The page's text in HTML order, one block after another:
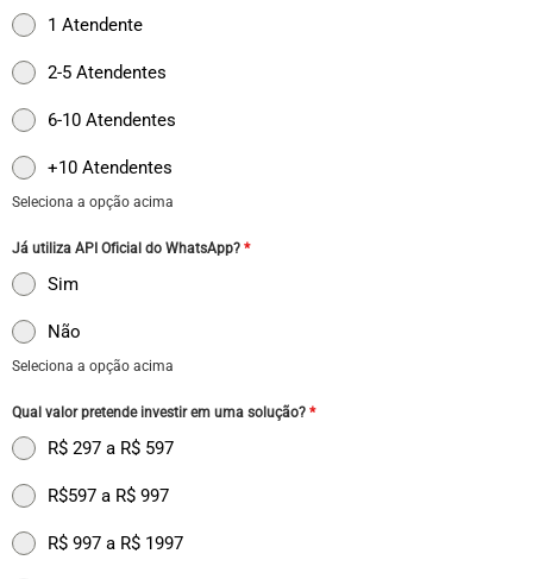
1 Atendente
2-5 Atendentes
6-10 Atendentes
+10 Atendentes
Seleciona a opção acima
Já utiliza API Oficial do WhatsApp? *
Sim
Não
Seleciona a opção acima
Qual valor pretende investir em uma solução? *
R$ 297 a R$ 597
R$597 a R$ 997
R$ 997 a R$ 1997